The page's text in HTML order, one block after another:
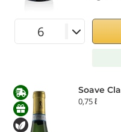
Soave
0,75 ℓ